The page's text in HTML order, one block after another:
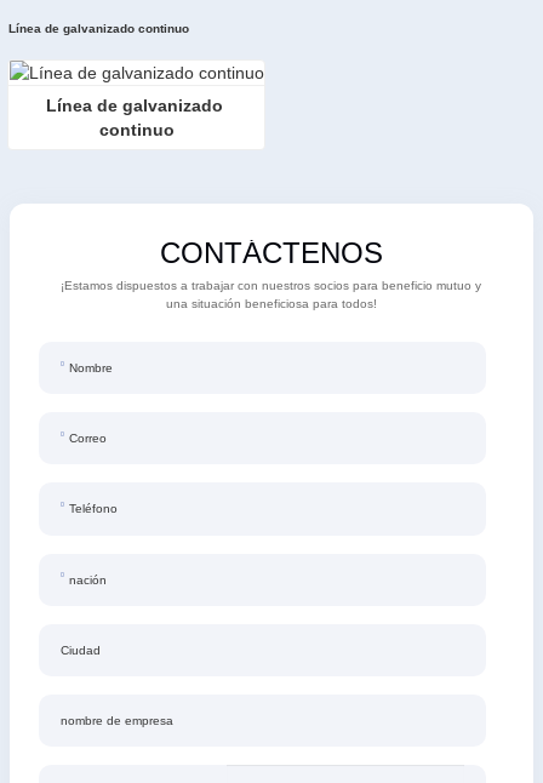
Línea de galvanizado continuo
Línea de galvanizado
continuo
CONTÁCTENOS
¡Estamos dispuestos a trabajar con nuestros socios para beneficio mutuo y
una situación beneficiosa para todos!
Nombre
Correo
Teléfono
nación
Ciudad
nombre de empresa